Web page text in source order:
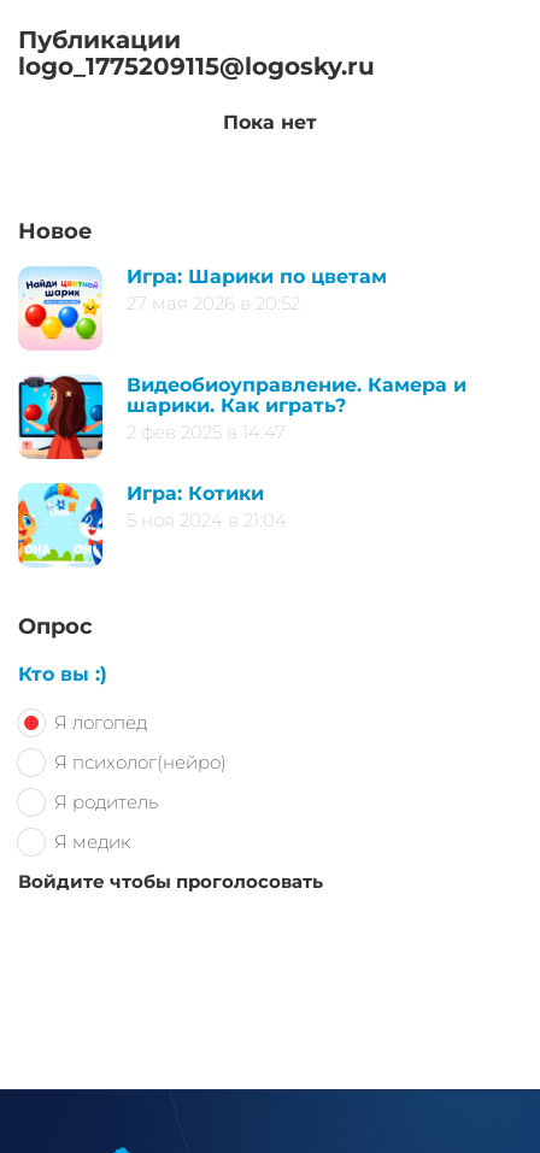
Публикации
logo_1775209115@logosky.ru
Пока нет
Новое
Игра: Шарики по цветам
27 мая 2026 в 20:52
Видеобиоуправление. Камера и
шарики. Как играть?
2 фев 2025 в 14:47
Игра: Котики
5 ноя 2024 в 21:04
Опрос
Кто вы :)
Я логопед
Я психолог(нейро)
Я родитель
Я медик
Войдите чтобы проголосовать